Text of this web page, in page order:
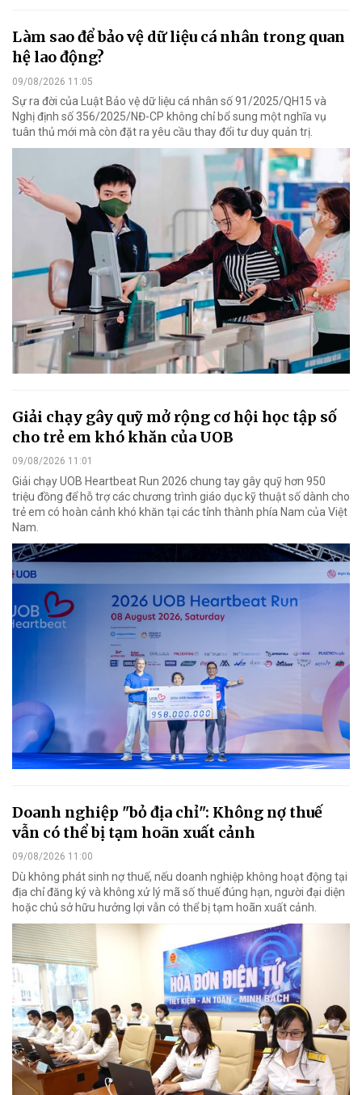
Làm sao để bảo vệ dữ liệu cá nhân trong quan
hệ lao động?
09/08/2026 11:05
Sự ra đời của Luật Bảo vệ dữ liệu cá nhân số 91/2025/QH15 và
Nghị định số 356/2025/NĐ-CP không chỉ bổ sung một nghĩa vụ
tuân thủ mới mà còn đặt ra yêu cầu thay đổi tư duy quản trị.
Giải chạy gây quỹ mở rộng cơ hội học tập số
cho trẻ em khó khăn của UOB
09/08/2026 11:01
Giải chạy UOB Heartbeat Run 2026 chung tay gây quỹ hơn 950
triệu đồng để hỗ trợ các chương trình giáo dục kỹ thuật số dành cho
trẻ em có hoàn cảnh khó khăn tại các tỉnh thành phía Nam của Việt
Nam.
Doanh nghiệp "bỏ địa chỉ": Không nợ thuế
vẫn có thể bị tạm hoãn xuất cảnh
09/08/2026 11:00
Dù không phát sinh nợ thuế, nếu doanh nghiệp không hoạt động tại
địa chỉ đăng ký và không xử lý mã số thuế đúng hạn, người đại diện
hoặc chủ sở hữu hưởng lợi vẫn có thể bị tạm hoãn xuất cảnh.